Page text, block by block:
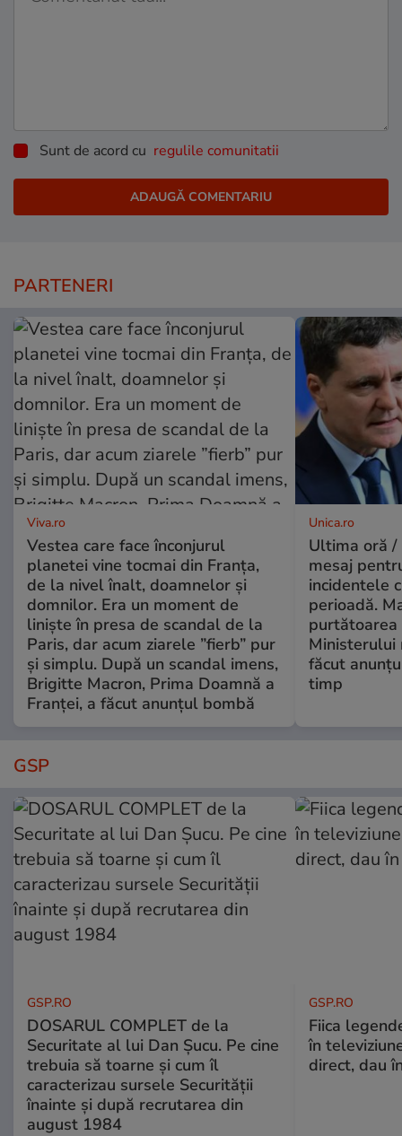
Sunt de acord cu regulile comunitatii
PARTENERI
Viva.ro
Vestea care face înconjurul
planetei vine tocmai din Franța,
de la nivel înalt, doamnelor și
domnilor. Era un moment de
liniște în presa de scandal de la
Paris, dar acum ziarele ”fierb” pur
și simplu. După un scandal imens,
Brigitte Macron, Prima Doamnă a
Franței, a făcut anunțul bombă
Unica.ro
Ultima oră /
mesaj
incidentele
perioadă.
purtătoarea
Ministerului
făcut
timp
GSP
GSP.RO
DOSARUL COMPLET de la
Securitate al lui Dan Șucu. Pe cine
trebuia să toarne și cum îl
caracterizau sursele Securității
înainte și după recrutarea din
august 1984
GSP.RO
Fiica
în
direct, dau